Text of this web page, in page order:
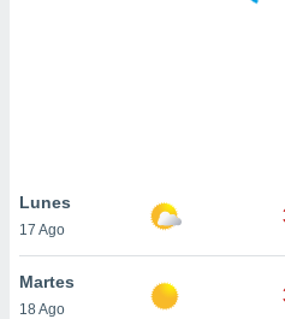
similares
como
sitio
Lunes
17 Ago
Martes
18 Ago